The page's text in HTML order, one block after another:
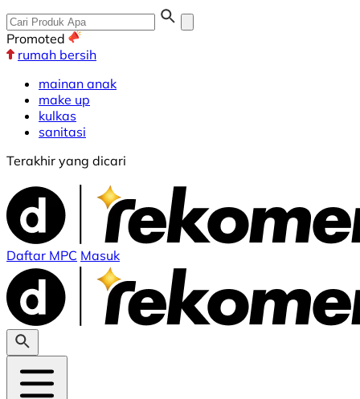
Promoted
rumah bersih
mainan anak
make up
kulkas
sanitasi
Terakhir yang dicari
Daftar MPC Masuk